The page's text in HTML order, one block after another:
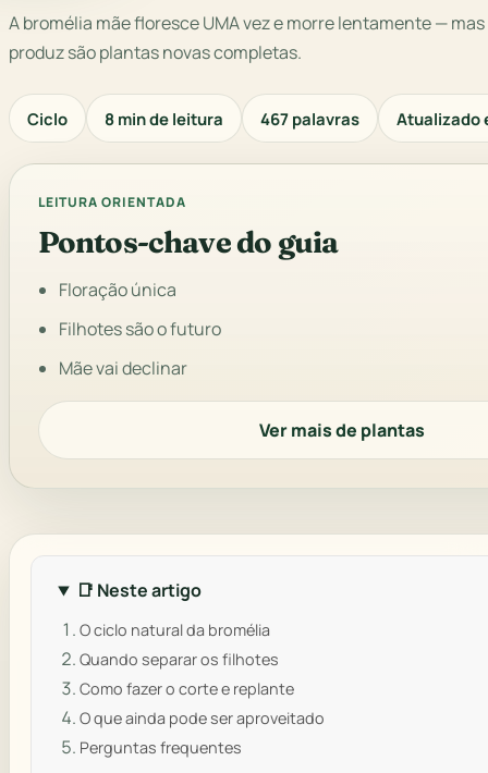
A bromélia mãe floresce UMA vez e morre lentamente —
produz são plantas novas completas.
Ciclo 8 min de leitura 467 palavras Atualizado
LEITURA ORIENTADA
Pontos-chave do guia
Floração única
Filhotes são o futuro
Mãe vai declinar
Ver mais de plantas
📑 Neste artigo
O ciclo natural da bromélia
Quando separar os filhotes
Como fazer o corte e replante
O que ainda pode ser aproveitado
Perguntas frequentes